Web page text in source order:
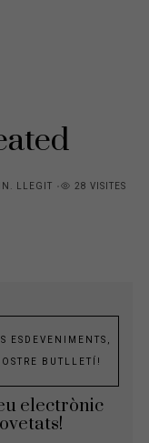
LLEGIT 28 VISITES
ESDEVENIMENTS,
BUTLLETÍ!
electrònic